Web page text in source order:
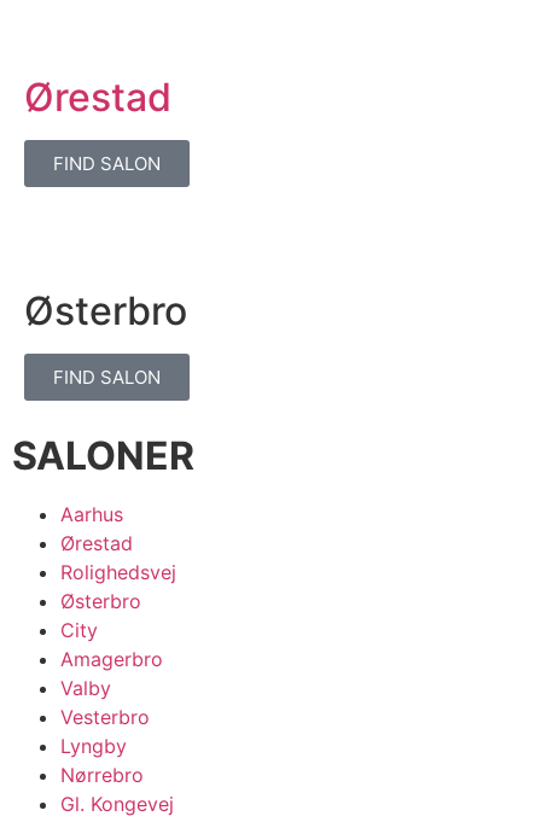
Ørestad
FIND SALON
Østerbro
FIND SALON
SALONER
Aarhus
Ørestad
Rolighedsvej
Østerbro
City
Amagerbro
Valby
Vesterbro
Lyngby
Nørrebro
Gl. Kongevej